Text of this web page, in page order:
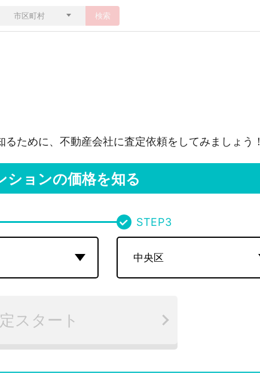
検索
ために、不動産会社に査定依頼をしてみましょう！
ションの価格を知る
STEP3
スタート